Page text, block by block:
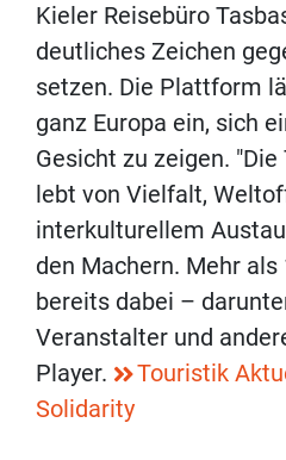
Kieler Reisebüro
deutliches Zeichen
setzen. Die Plattform
ganz Europa ein, sich
Gesicht zu zeigen.
lebt von Vielfalt,
interkulturellem
den Machern. Mehr
bereits dabei –
Veranstalter und
Player.
Touristik
Solidarity